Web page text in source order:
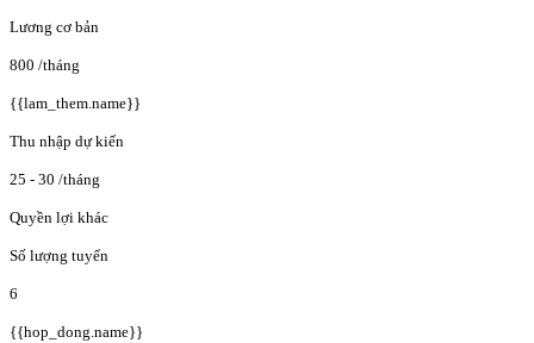
Lương cơ bản
800 /tháng
{{lam_them.name}}
Thu nhập dự kiến
25 - 30 /tháng
Quyền lợi khác
Số lượng tuyển
6
{{hop_dong.name}}